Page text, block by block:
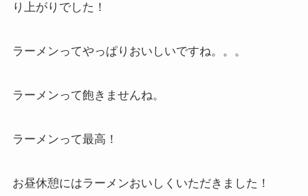
り上がりでした！
ラーメンってやっぱりおいしいですね。。。
ラーメンって飽きませんね。
ラーメンって最高！
お昼休憩にはラーメンおいしくいただきました！